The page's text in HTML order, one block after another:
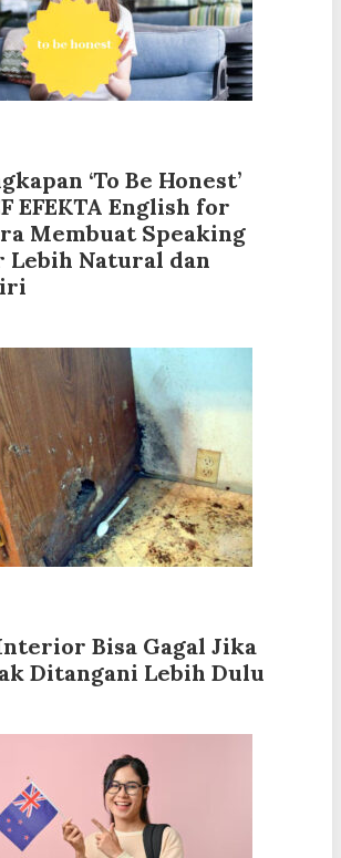
‘To Be Honest’
EFEKTA English for
Membuat Speaking
Lebih Natural dan
Bisa Gagal Jika
Ditangani Lebih Dulu